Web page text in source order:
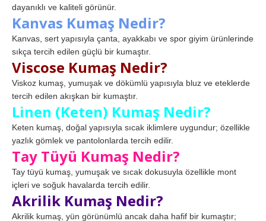
dayanıklı ve kaliteli görünür.
Kanvas Kumaş Nedir?
Kanvas, sert yapısıyla çanta, ayakkabı ve spor giyim ürünlerinde
sıkça tercih edilen güçlü bir kumaştır.
Viscose Kumaş Nedir?
Viskoz kumaş, yumuşak ve dökümlü yapısıyla bluz ve eteklerde
tercih edilen akışkan bir kumaştır.
Linen (Keten) Kumaş Nedir?
Keten kumaş, doğal yapısıyla sıcak iklimlere uygundur; özellikle
yazlık gömlek ve pantolonlarda tercih edilir.
Tay Tüyü Kumaş Nedir?
Tay tüyü kumaş, yumuşak ve sıcak dokusuyla özellikle mont
içleri ve soğuk havalarda tercih edilir.
Akrilik Kumaş Nedir?
Akrilik kumaş, yün görünümlü ancak daha hafif bir kumaştır;